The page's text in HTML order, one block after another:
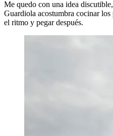
Me quedo con una idea
Guardiola acostumbra cocinar
el ritmo y pegar después.